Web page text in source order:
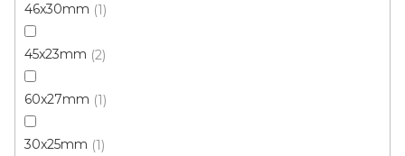
46x30mm 1
45x23mm 2
60x27mm 1
30x25mm 1
96 Kč / mb